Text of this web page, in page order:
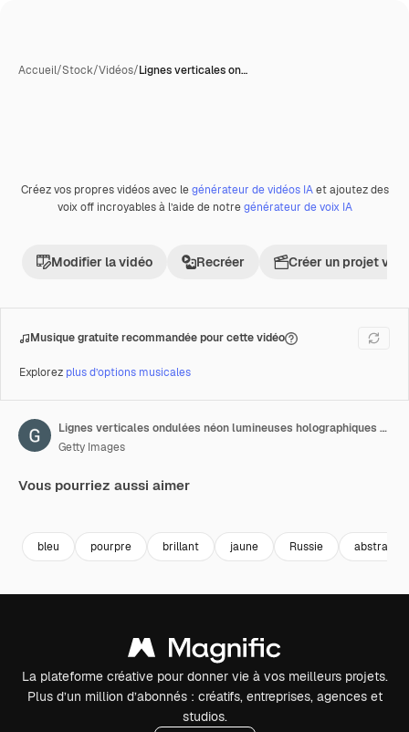
Accueil/Stock/Vidéos/Lignes verticales on…
Premium
Créez vos propres vidéos avec legénérateur de vidéos IAet ajoutez des
voix off incroyables à l’aide de notregénérateur de voix IA
Modifier la vidéo Recréer Créer un projet
Musique gratuite recommandée pour cette vidéo
Explorez plus d’options musicales
Lignes verticales ondulées néon lumineuses holographiques vibrantes sur fond noir
Getty Images
Vous pourriez aussi aimer
bleu pourpre brillant jaune Russie abstrait
La plateforme créative pour donner vie à vos meilleurs projets.
Plus d’un million d’abonnés : créatifs, entreprises, agences et
studios.